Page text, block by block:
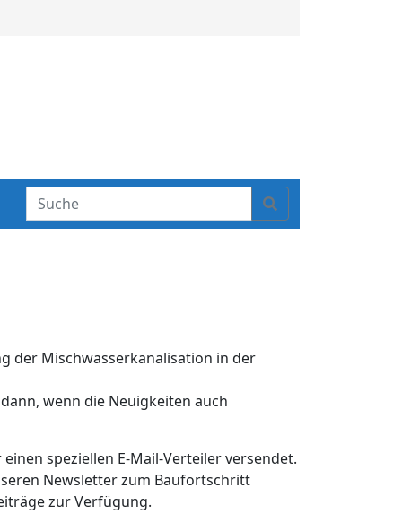
e
der Mischwasserkanalisation in der
wenn die Neuigkeiten auch
speziellen E-Mail-Verteiler versendet.
Newsletter zum Baufortschritt
zur Verfügung.